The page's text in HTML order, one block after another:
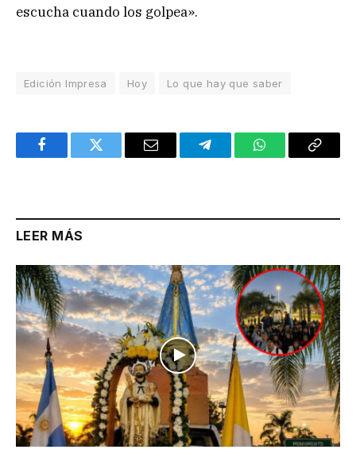
escucha cuando los golpea».
Edición Impresa Hoy Lo que hay que saber
FacebookTwitter Email TelegramWhatsAppCopy
LEER MÁS